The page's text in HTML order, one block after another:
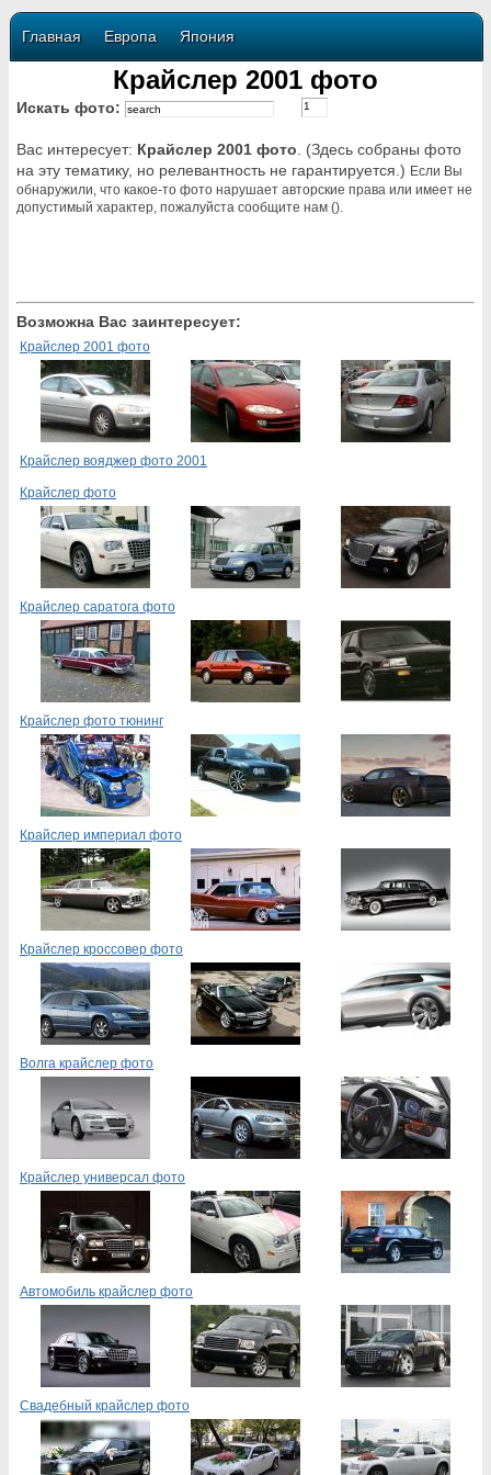
Главная Европа Япония
Крайслер 2001 фото
Искать фото:
Вас интересует: Крайслер 2001 фото . (Здесь собраны фото
на эту тематику, но релевантность не гарантируется.) Если Вы
обнаружили, что какое-то фото нарушает авторские права или имеет не
допустимый характер, пожалуйста сообщите нам ().
Возможна Вас заинтересует:
Крайслер 2001 фото
Крайслер вояджер фото 2001
Крайслер фото
Крайслер саратога фото
Крайслер фото тюнинг
Крайслер империал фото
Крайслер кроссовер фото
Волга крайслер фото
Крайслер универсал фото
Автомобиль крайслер фото
Свадебный крайслер фото